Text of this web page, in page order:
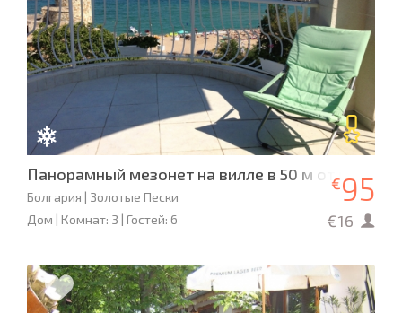
Панорамный мезонет на вилле в 50 м от пляжа
Болгария | Золотые Пески
Дом | Комнат: 3 | Гостей: 6
€95
€16